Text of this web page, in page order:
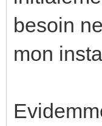
besoin
mon